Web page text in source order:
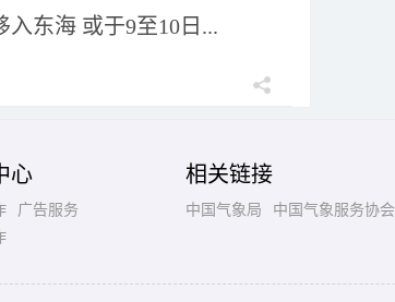
入东海 或于9至10日...
心
广告服务
相关链接
中国气象局 中国气象服务协会